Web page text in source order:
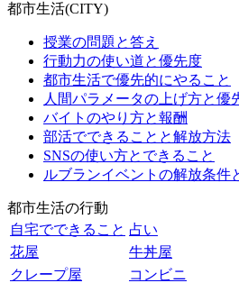
都市生活(CITY)
授業の問題と答え
行動力の使い道と優先度
都市生活で優先的にやること
人間パラメータの上げ方と優
バイトのやり方と報酬
部活でできることと解放方法
SNSの使い方とできること
ルブランイベントの解放条件
都市生活の行動
自宅でできること 占い
花屋
牛丼屋
クレープ屋
コンビニ